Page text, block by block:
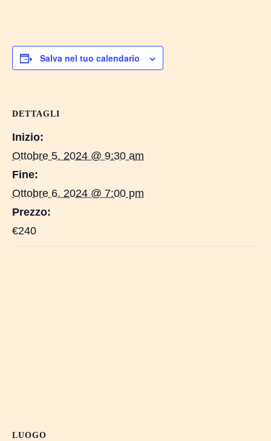
Salva nel tuo calendario
DETTAGLI
Inizio:
Ottobre 5, 2024 @ 9:30 am
Fine:
Ottobre 6, 2024 @ 7:00 pm
Prezzo:
€240
LUOGO